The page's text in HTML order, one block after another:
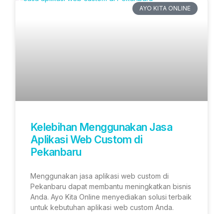
AYO KITA ONLINE
Kelebihan Menggunakan Jasa
Aplikasi Web Custom di
Pekanbaru
Menggunakan jasa aplikasi web custom di
Pekanbaru dapat membantu meningkatkan bisnis
Anda. Ayo Kita Online menyediakan solusi terbaik
untuk kebutuhan aplikasi web custom Anda.